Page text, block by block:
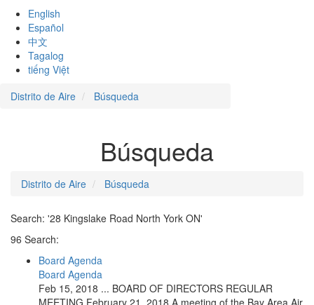
English
Español
中文
Tagalog
tiếng Việt
Distrito de Aire
Búsqueda
Búsqueda
Distrito de Aire Búsqueda
Search: '28 Kingslake Road North York ON'
96 Search:
Board Agenda
Board Agenda
Feb 15, 2018 ... BOARD OF DIRECTORS REGULAR
MEETING February 21, 2018 A meeting of the Bay Area Air